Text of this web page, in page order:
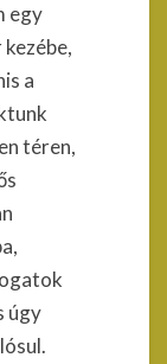
egy
a
téren,
úgy